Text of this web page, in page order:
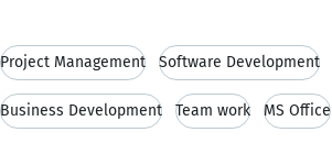
Project Management Software Development
Business Development Team work MS Office